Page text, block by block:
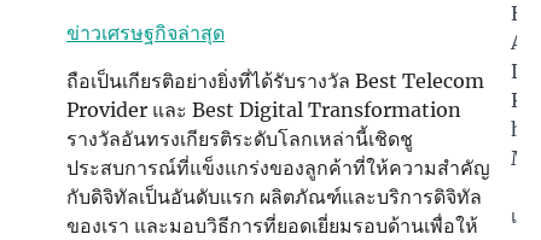
ข่าวเศรษฐกิจล่าสุด
ถือเป็นเกียรติอย่างยิ่งที่ได้รับรางวัล Best Telecom
Provider และ Best Digital Transformation
รางวัลอันทรงเกียรติระดับโลกเหล่านี้เชิดชู
ประสบการณ์ที่แข็งแกร่งของลูกค้าที่ให้ความสำคัญ
กับดิจิทัลเป็นอันดับแรก ผลิตภัณฑ์และบริการดิจิทัล
ของเรา และมอบวิธีการที่ยอดเยี่ยมรอบด้านเพื่อให้
เศ